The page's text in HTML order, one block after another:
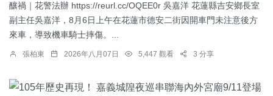
釀禍｜花警法辦 https://reurl.cc/OQEE0r 吳嘉洋 花蓮縣吉安鄉長室
副主任吳嘉洋，8月6日上午在花蓮市德安二街因開車門未注意後方
來車，導致機車騎士摔傷。...
張柏東 2026年八月07日 5,447 觀看 3 分享